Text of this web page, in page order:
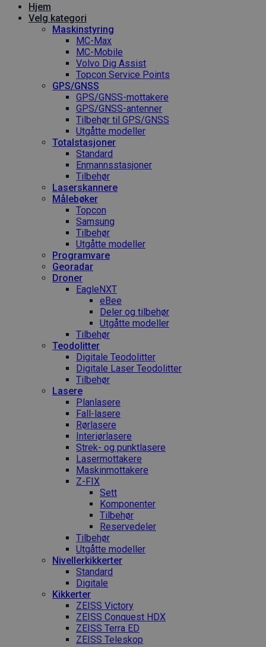
Hjem
Velg kategori
Maskinstyring
MC-Max
MC-Mobile
Volvo Dig Assist
Topcon Service Points
GPS/GNSS
GPS/GNSS-mottakere
GPS/GNSS-antenner
Tilbehør til GPS/GNSS
Utgåtte modeller
Totalstasjoner
Standard
Enmannsstasjoner
Tilbehør
Laserskannere
Målebøker
Topcon
Samsung
Tilbehør
Utgåtte modeller
Programvare
Georadar
Droner
EagleNXT
eBee
Deler og tilbehør
Utgåtte modeller
Tilbehør
Teodolitter
Digitale Teodolitter
Digitale Laser Teodolitter
Tilbehør
Lasere
Planlasere
Fall-lasere
Rørlasere
Interiør­lasere
Strek- og punktlasere
Laser­mottakere
Maskin­mottakere
Z-FIX
Sett
Komponenter
Tilbehør
Reservedeler
Tilbehør
Utgåtte modeller
Nivellerkikkerter
Standard
Digitale
Kikkerter
ZEISS Victory
ZEISS Conquest HDX
ZEISS Terra ED
ZEISS Teleskop